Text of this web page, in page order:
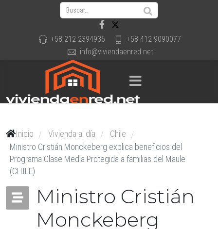
+58 212 2394936
+58 412 9090077
info@viviendaenred.net
Inicio / Vivienda al día / Chile /
Ministro Cristián Monckeberg explica beneficios del
Programa Clase Media Protegida a familias del Maule
(CHILE)
Ministro Cristián
Monckeberg